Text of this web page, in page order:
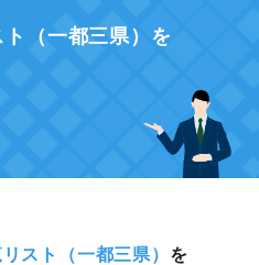
（一都三県）を
スト（一都三県） を